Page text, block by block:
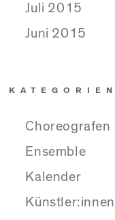
Juli 2015
Juni 2015
KATEGORIEN
Choreografen
Ensemble
Kalender
Künstler:innen